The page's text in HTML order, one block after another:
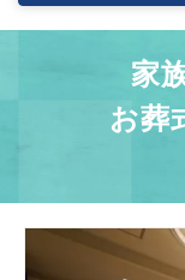
家
お葬